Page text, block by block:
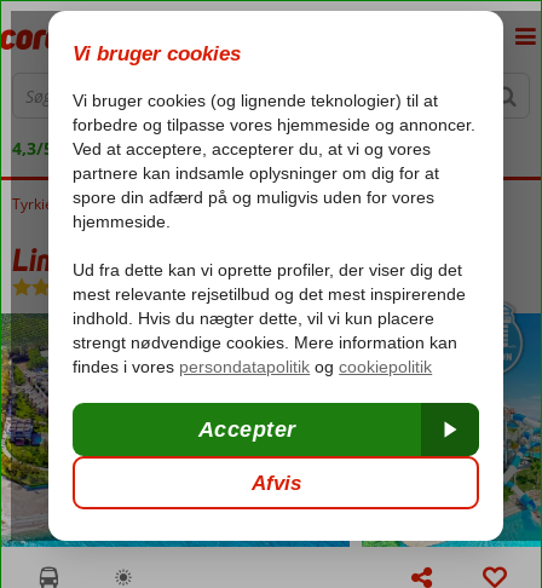
4,3/5 på Trustpilot
Forside
Tyrkiet Tyrkiets sydkyst Kemer Kiris Limak Limra
Limak Limra
Ultra All Inclusive- Hotel